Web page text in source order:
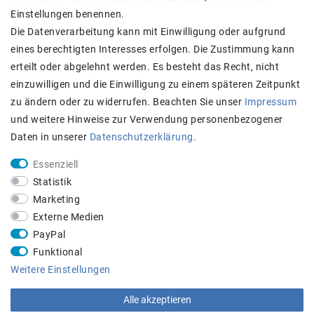
AGB
Kontakt
Zahlung und Versand
STAY CONNECTED
+43 660 5136005
Einstellungen benennen.
Die Datenverarbeitung kann mit Einwilligung oder aufgrund
eines berechtigten Interesses erfolgen. Die Zustimmung kann
erteilt oder abgelehnt werden. Es besteht das Recht, nicht
einzuwilligen und die Einwilligung zu einem späteren Zeitpunkt
zu ändern oder zu widerrufen. Beachten Sie unser Impressum
und weitere Hinweise zur Verwendung personenbezogener
Daten in unserer Daten­schutz­erklärung.
Essenziell
Statistik
Marketing
Externe Medien
PayPal
Funktional
Weitere Einstellungen
Alle akzeptieren